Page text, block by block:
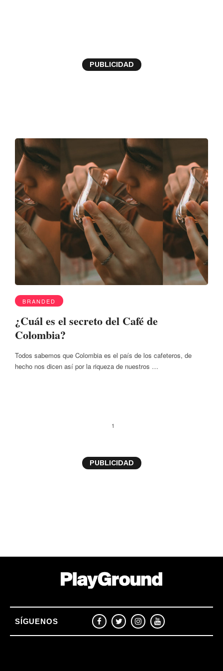
PUBLICIDAD
BRANDED
¿Cuál es el secreto del Café de
Colombia?
Todos sabemos que Colombia es el país de los cafeteros, de
hecho nos dicen así por la riqueza de nuestros …
1
PUBLICIDAD
SÍGUENOS